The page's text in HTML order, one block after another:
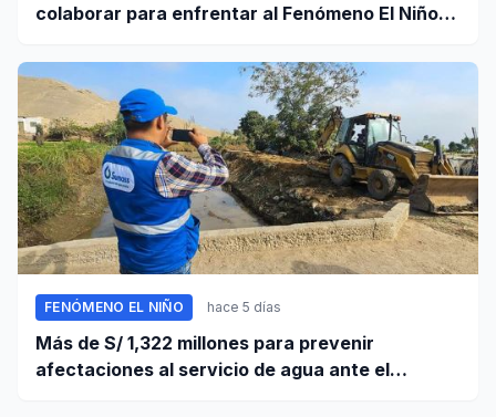
colaborar para enfrentar al Fenómeno El Niño,
FENÓMENO EL NIÑO hace 5 días
Más de S/ 1,322 millones para prevenir
afectaciones al servicio de agua ante el